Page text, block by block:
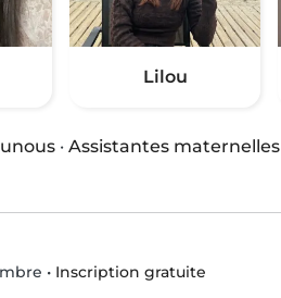
Lilou
· Assistantes maternelles
• Inscription gratuite